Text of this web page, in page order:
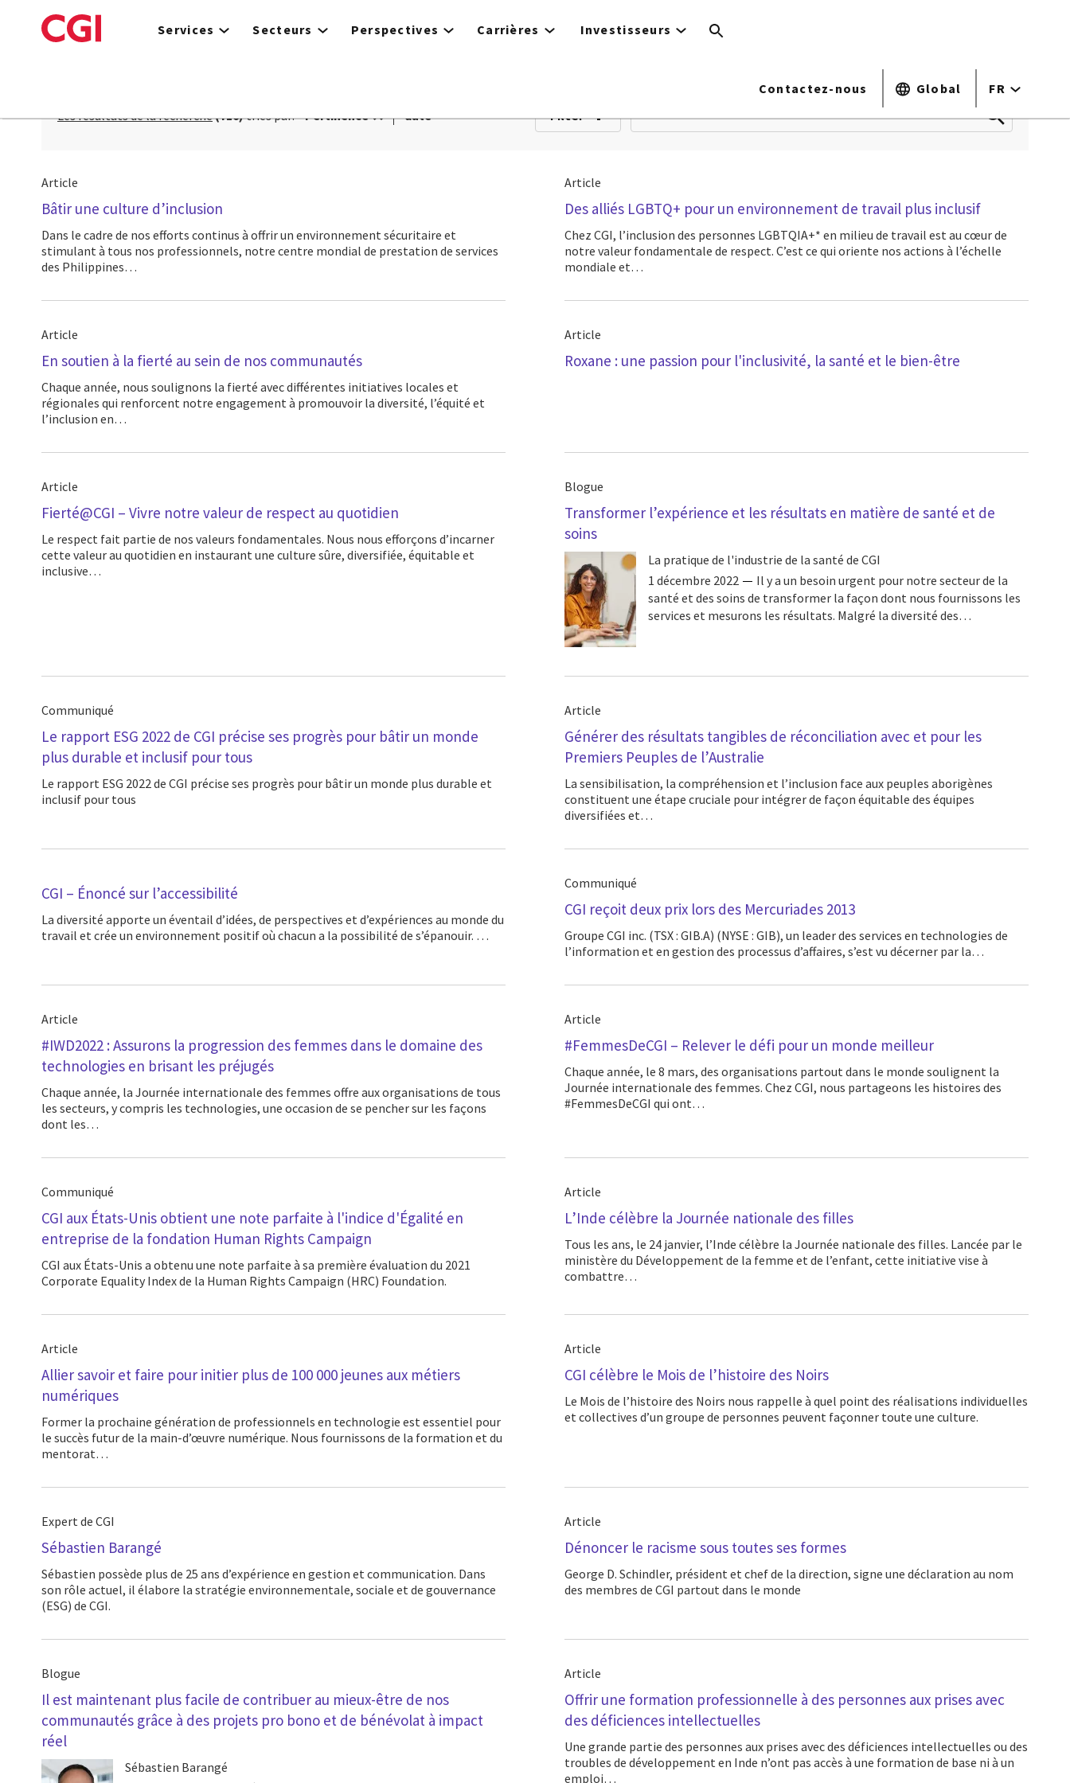
to
Services Secteurs Perspectives Carrières Investisseurs
Contactez-nous Global
FR
Les résultats de la recherche(710)triés par: Pertinence date Filter
Article
Bâtir une culture d’inclusion
Dans le cadre de nos efforts continus à offrir un environnement sécuritaire et
stimulant à tous nos professionnels, notre centre mondial de prestation de services
des Philippines…
Article
Des alliés LGBTQ+ pour un environnement de travail plus inclusif
Chez CGI, l’inclusion des personnes LGBTQIA+* en milieu de travail est au cœur de
notre valeur fondamentale de respect. C’est ce qui oriente nos actions à l’échelle
mondiale et…
Article
En soutien à la fierté au sein de nos communautés
Chaque année, nous soulignons la fierté avec différentes initiatives locales et
régionales qui renforcent notre engagement à promouvoir la diversité, l’équité et
l’inclusion en…
Article
Roxane : une passion pour l'inclusivité, la santé et le bien-être
Article
Fierté@CGI – Vivre notre valeur de respect au quotidien
Le respect fait partie de nos valeurs fondamentales. Nous nous efforçons d’incarner
cette valeur au quotidien en instaurant une culture sûre, diversifiée, équitable et
inclusive…
Blogue
Transformer l’expérience et les résultats en matière de santé et de
soins
La pratique de l'industrie de la santé de CGI
1 décembre 2022
Il y a un besoin urgent pour notre secteur de la
santé et des soins de transformer la façon dont nous fournissons les
services et mesurons les résultats. Malgré la diversité des…
Communiqué
Le rapport ESG 2022 de CGI précise ses progrès pour bâtir un monde
plus durable et inclusif pour tous
Le rapport ESG 2022 de CGI précise ses progrès pour bâtir un monde plus durable et
inclusif pour tous
Article
Générer des résultats tangibles de réconciliation avec et pour les
Premiers Peuples de l’Australie
La sensibilisation, la compréhension et l’inclusion face aux peuples aborigènes
constituent une étape cruciale pour intégrer de façon équitable des équipes
diversifiées et…
CGI – Énoncé sur l’accessibilité
La diversité apporte un éventail d’idées, de perspectives et d’expériences au monde du
travail et crée un environnement positif où chacun a la possibilité de s’épanouir. …
Communiqué
CGI reçoit deux prix lors des Mercuriades 2013
Groupe CGI inc. (TSX : GIB.A) (NYSE : GIB), un leader des services en technologies de
l’information et en gestion des processus d’affaires, s’est vu décerner par la…
Article
#IWD2022 : Assurons la progression des femmes dans le domaine des
technologies en brisant les préjugés
Chaque année, la Journée internationale des femmes offre aux organisations de tous
les secteurs, y compris les technologies, une occasion de se pencher sur les façons
dont les…
Article
#FemmesDeCGI – Relever le défi pour un monde meilleur
Chaque année, le 8 mars, des organisations partout dans le monde soulignent la
Journée internationale des femmes. Chez CGI, nous partageons les histoires des
#FemmesDeCGI qui ont…
Communiqué
CGI aux États-Unis obtient une note parfaite à l'indice d'Égalité en
entreprise de la fondation Human Rights Campaign
CGI aux États-Unis a obtenu une note parfaite à sa première évaluation du 2021
Corporate Equality Index de la Human Rights Campaign (HRC) Foundation.
Article
L’Inde célèbre la Journée nationale des filles
Tous les ans, le 24 janvier, l’Inde célèbre la Journée nationale des filles. Lancée par le
ministère du Développement de la femme et de l’enfant, cette initiative vise à
combattre…
Article
Allier savoir et faire pour initier plus de 100 000 jeunes aux métiers
numériques
Former la prochaine génération de professionnels en technologie est essentiel pour
le succès futur de la main-d’œuvre numérique. Nous fournissons de la formation et du
mentorat…
Article
CGI célèbre le Mois de l’histoire des Noirs
Le Mois de l’histoire des Noirs nous rappelle à quel point des réalisations individuelles
et collectives d’un groupe de personnes peuvent façonner toute une culture.
Expert de CGI
Sébastien Barangé
Sébastien possède plus de 25 ans d’expérience en gestion et communication. Dans
son rôle actuel, il élabore la stratégie environnementale, sociale et de gouvernance
(ESG) de CGI.
Article
Dénoncer le racisme sous toutes ses formes
George D. Schindler, président et chef de la direction, signe une déclaration au nom
des membres de CGI partout dans le monde
Blogue
Il est maintenant plus facile de contribuer au mieux-être de nos
communautés grâce à des projets pro bono et de bénévolat à impact
réel
Sébastien Barangé
Article
Offrir une formation professionnelle à des personnes aux prises avec
des déficiences intellectuelles
Une grande partie des personnes aux prises avec des déficiences intellectuelles ou des
troubles de développement en Inde n’ont pas accès à une formation de base ni à un
emploi…